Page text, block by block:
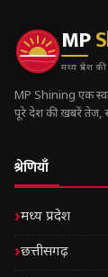
MP
मध्य प्रदेश
MP Shining एक
पूरे देश की ख़बरें तेज़,
श्रेणियाँ
मध्य प्रदेश
छत्तीसगढ़